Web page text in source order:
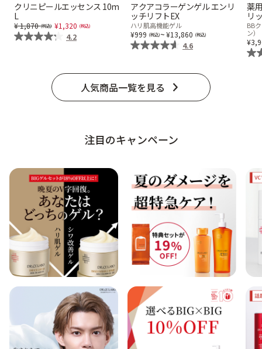
ベストコスメ受賞商品
ランキング商品
メイク・ボディ・ヘアケア
キャンペーン情報
通販限定商品
クーポン＆ポイント
アウトレット商品
クリニピールエッセンス 10m
L
Price reduced from
1,870to
1,320
4.2
アクアコラーゲンゲル エンリ
ッチリフトEX
ハリ肌高機能ゲル
999 ~ 13,860
4.6
薬
リ
BB
ン）
人気商品一覧を見る
注目のキャンペーン